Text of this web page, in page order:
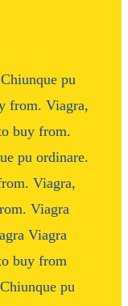
pu
from. Viagra,
buy from.
pu ordinare.
Viagra,
Viagra
Viagra
buy from
pu